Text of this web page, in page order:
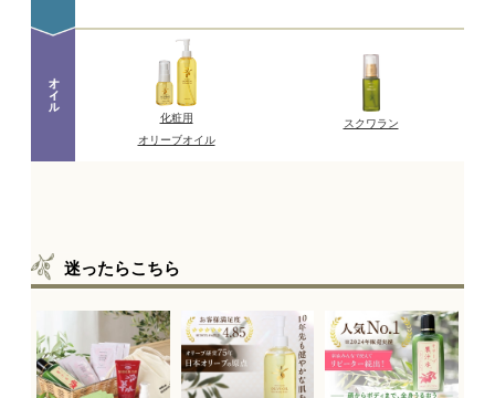
迷ったらこちら